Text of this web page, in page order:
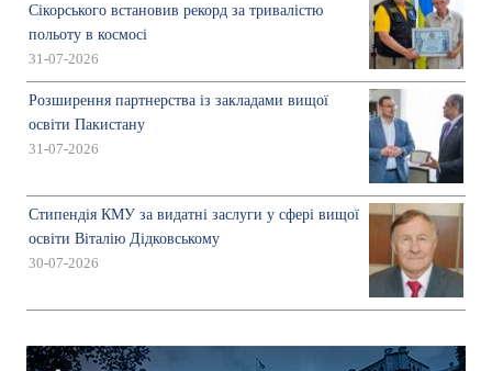
Сікорського встановив рекорд за тривалістю
польоту в космосі
31-07-2026
Розширення партнерства із закладами вищої
освіти Пакистану
31-07-2026
Стипендія КМУ за видатні заслуги у сфері вищої
освіти Віталію Дідковському
30-07-2026